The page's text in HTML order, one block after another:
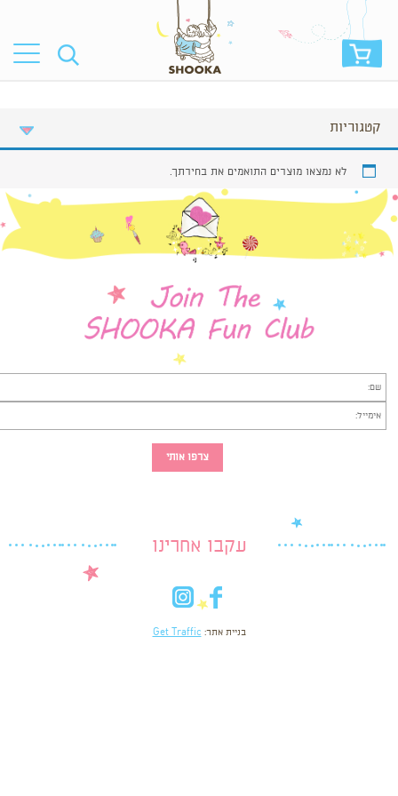
קטגוריות
לא נמצאו מוצרים התואמים את בחירתך.
עקבו אחרינו
fb
בניית אתר: Get Traffic